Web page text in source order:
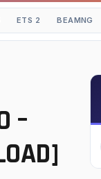
ETS 2 BEAMNG
–